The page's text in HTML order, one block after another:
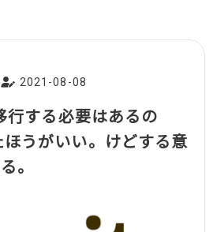
2021-08-08
行する必要はあるの
うがいい。けどする意
。